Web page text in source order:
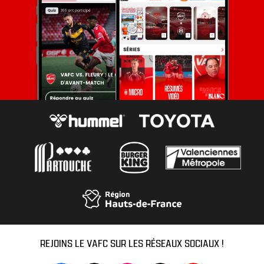
REJOINS LE VAFC SUR LES RÉSEAUX SOCIAUX !